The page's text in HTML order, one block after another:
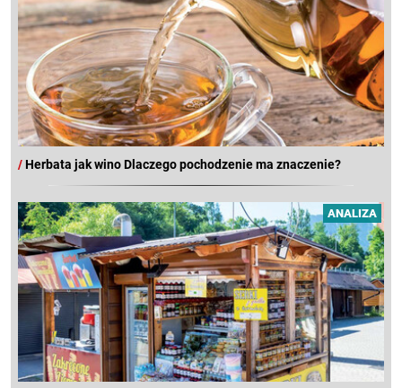
/Herbata jak wino Dlaczego pochodzenie ma znaczenie?
ANALIZA